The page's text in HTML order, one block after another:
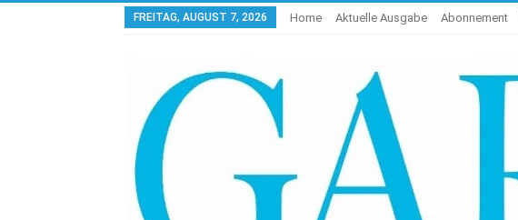
FREITAG, AUGUST 7, 2026 Home Aktuelle Ausgabe Abonnement